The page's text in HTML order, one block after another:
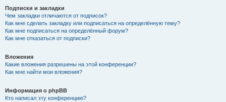
Подписки и закладки
Чем закладки отличаются от подписок?
Как мне сделать закладку или подписаться на определённую тему?
Как мне подписаться на определённый форум?
Как мне отказаться от подписки?
Вложения
Какие вложения разрешены на этой конференции?
Как мне найти мои вложения?
Информация о phpBB
Кто написал эту конференцию?